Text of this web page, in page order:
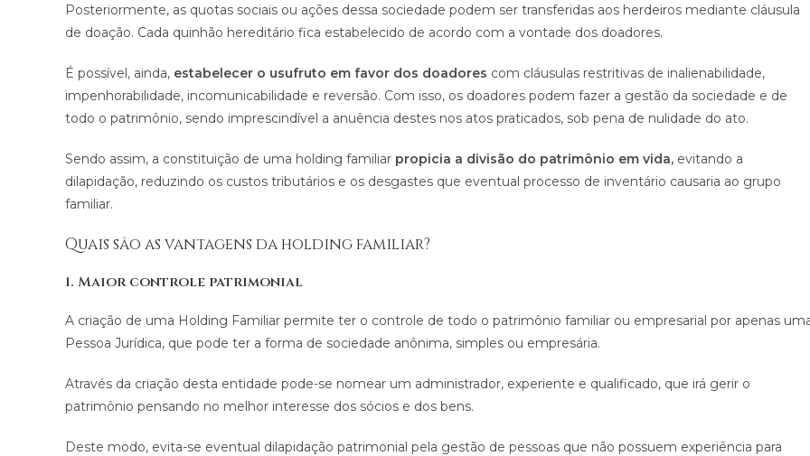
Posteriormente, as quotas sociais ou ações dessa sociedade podem ser transferidas aos herdeiros mediante cláusula
de doação. Cada quinhão hereditário fica estabelecido de acordo com a vontade dos doadores.
É possível, ainda, estabelecer o usufruto em favor dos doadores com cláusulas restritivas de inalienabilidade,
impenhorabilidade, incomunicabilidade e reversão. Com isso, os doadores podem fazer a gestão da sociedade e de
todo o patrimônio, sendo imprescindível a anuência destes nos atos praticados, sob pena de nulidade do ato.
Sendo assim, a constituição de uma holding familiar propicia a divisão do patrimônio em vida, evitando a
dilapidação, reduzindo os custos tributários e os desgastes que eventual processo de inventário causaria ao grupo
familiar.
Quais são as vantagens da holding familiar?
1. Maior controle patrimonial
A criação de uma Holding Familiar permite ter o controle de todo o patrimônio familiar ou empresarial por apenas
Pessoa Jurídica, que pode ter a forma de sociedade anônima, simples ou empresária.
Através da criação desta entidade pode-se nomear um administrador, experiente e qualificado, que irá gerir o
patrimônio pensando no melhor interesse dos sócios e dos bens.
Deste modo, evita-se eventual dilapidação patrimonial pela gestão de pessoas que não possuem experiência para